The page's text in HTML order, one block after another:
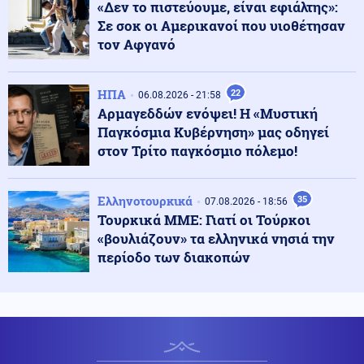
Κοινωνία 08.08.2026 - 17:15
Κηφισός: Νέος οδικός άξονας 40 χλμ. υπόσχεται
«ανάσα» στην καθημερινή κίνηση
Πολιτική 08.08.2026 - 17:10
Γεωργιάδης από Γ.Ν. Ρόδου: «Πράσινο φως» για το
Ακτινοθεραπευτικό Κέντρο
08.08.2026 - 17:00
ΟΛΑ ΣΤΗΝ ΦΟΡΑ! Ρώσοι χάκερς ανακάλυψαν
απόρρητο σχέδιο του ΝΑΤΟ για επίθεση στην Μόσχα
Ουκρανία: Ρωσική κατάληψη οικισμού στο Χάρκοβο
«Δεν το πιστεύουμε, είναι εφιάλτης»:
Σε σοκ οι Αμερικανοί που υιοθέτησαν
τον Αφγανό
ΗΠΑ 06.08.2026 - 21:58 22
Αρμαγεδδών ενόψει! Η «Μυστική
Παγκόσμια Κυβέρνηση» μας οδηγεί
στον Τρίτο παγκόσμιο πόλεμο!
Ελληνοτουρκικά 07.08.2026 - 18:56 35
Τουρκικά ΜΜΕ: Γιατί οι Τούρκοι
«βουλιάζουν» τα ελληνικά νησιά την
περίοδο των διακοπών